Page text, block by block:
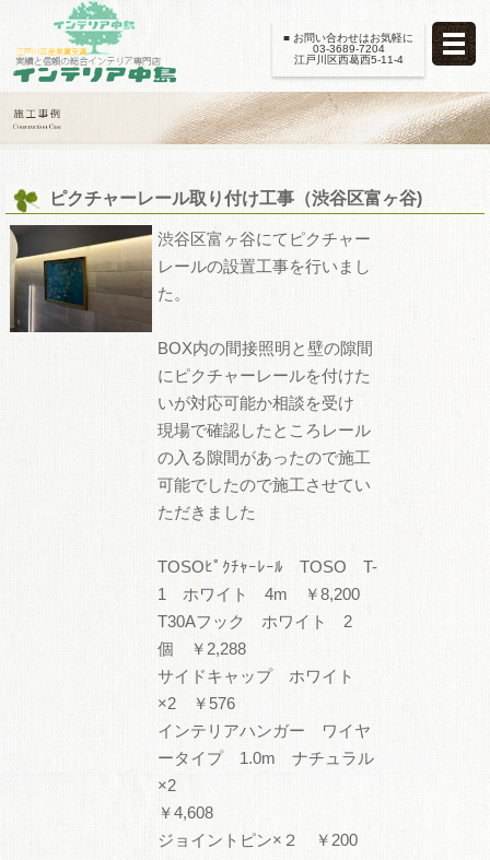
■ お問い合わせはお気軽に
03-3689-7204
江戸川区西葛西5-11-4
ピクチャーレール取り付け工事（渋谷区富ヶ谷)
渋谷区富ヶ谷にてピクチャー
レールの設置工事を行いまし
た。
BOX内の間接照明と壁の隙間
にピクチャーレールを付けた
いが対応可能か相談を受け
現場で確認したところレール
の入る隙間があったので施工
可能でしたので施工させてい
ただきました
TOSOﾋﾟｸﾁｬｰﾚｰﾙ TOSO T-
1 ホワイト 4m ￥8,200
T30Aフック ホワイト 2
個 ￥2,288
サイドキャップ ホワイト
×2 ￥576
インテリアハンガー ワイヤ
ータイプ 1.0m ナチュラル
×2
￥4,608
ジョイントピン×２ ￥200